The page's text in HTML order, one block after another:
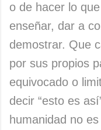
o de hacer lo
enseñar, dar a
demostrar. Que
por sus propios
equivocado o
decir “esto es
humanidad no